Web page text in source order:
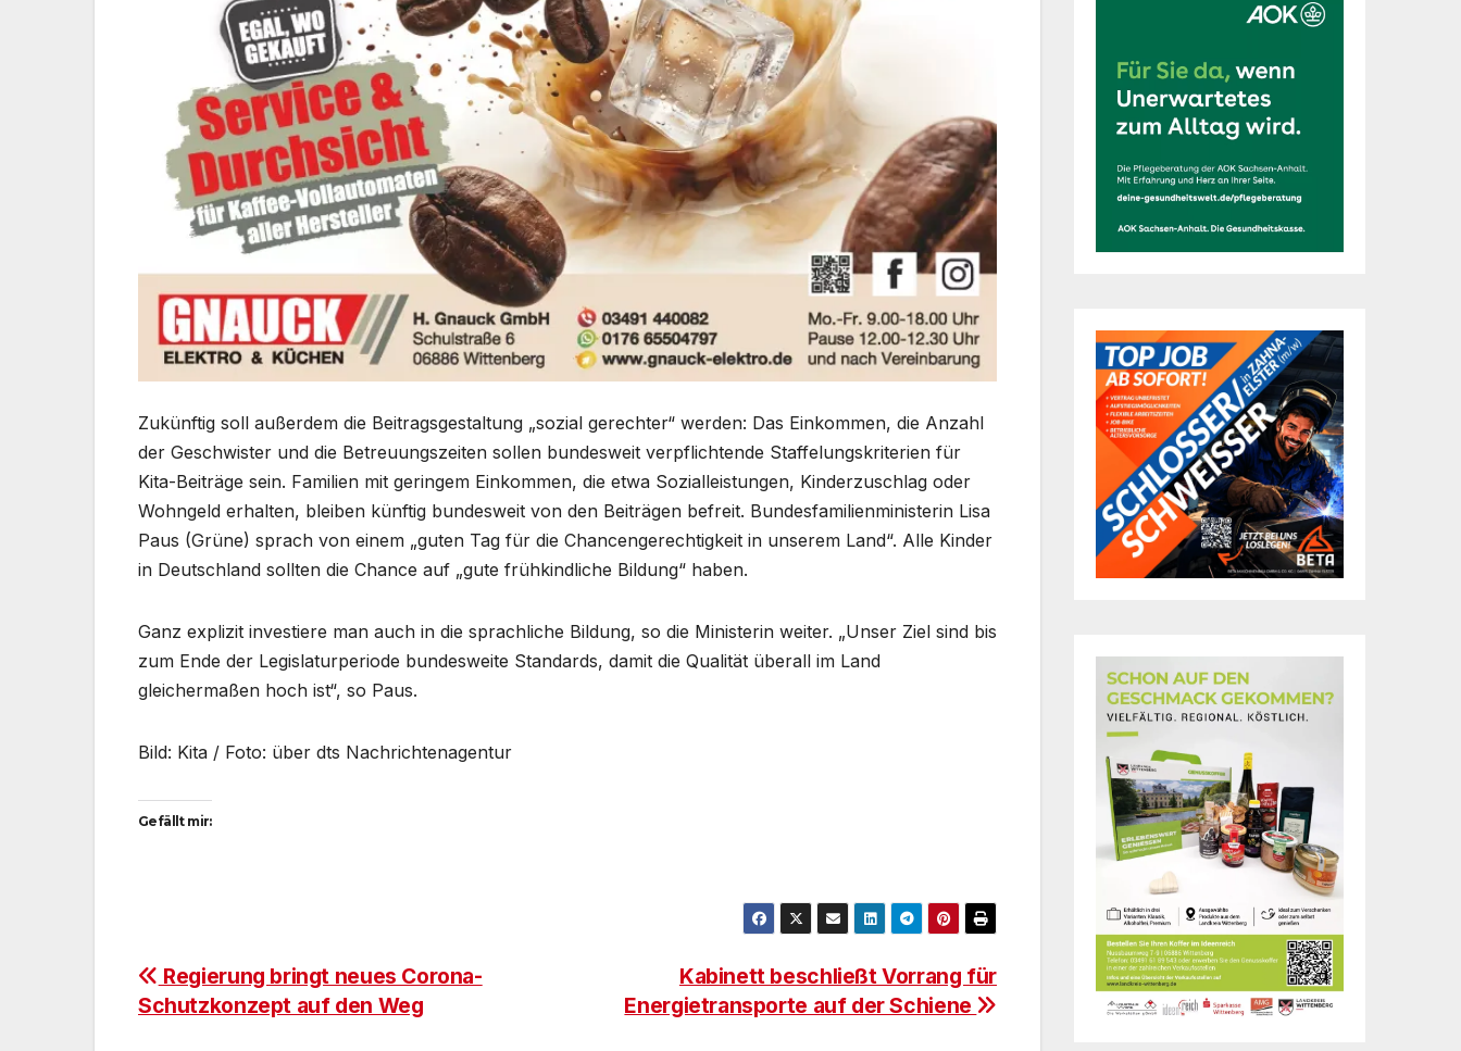
Zukünftig soll außerdem die Beitragsgestaltung „sozial gerechter“ werden: Das Einkommen, die Anzahl
der Geschwister und die Betreuungszeiten sollen bundesweit verpflichtende Staffelungskriterien für
Kita-Beiträge sein. Familien mit geringem Einkommen, die etwa Sozialleistungen, Kinderzuschlag oder
Wohngeld erhalten, bleiben künftig bundesweit von den Beiträgen befreit. Bundesfamilienministerin Lisa
Paus (Grüne) sprach von einem „guten Tag für die Chancengerechtigkeit in unserem Land“. Alle Kinder
in Deutschland sollten die Chance auf „gute frühkindliche Bildung“ haben.
Ganz explizit investiere man auch in die sprachliche Bildung, so die Ministerin weiter. „Unser Ziel sind bis
zum Ende der Legislaturperiode bundesweite Standards, damit die Qualität überall im Land
gleichermaßen hoch ist“, so Paus.
Bild: Kita / Foto: über dts Nachrichtenagentur
Gefällt mir:
Beitragsnavigation
Kabinett beschließt Vorrang für
Energietransporte auf der Schiene
Regierung bringt neues Corona-
Schutzkonzept auf den Weg